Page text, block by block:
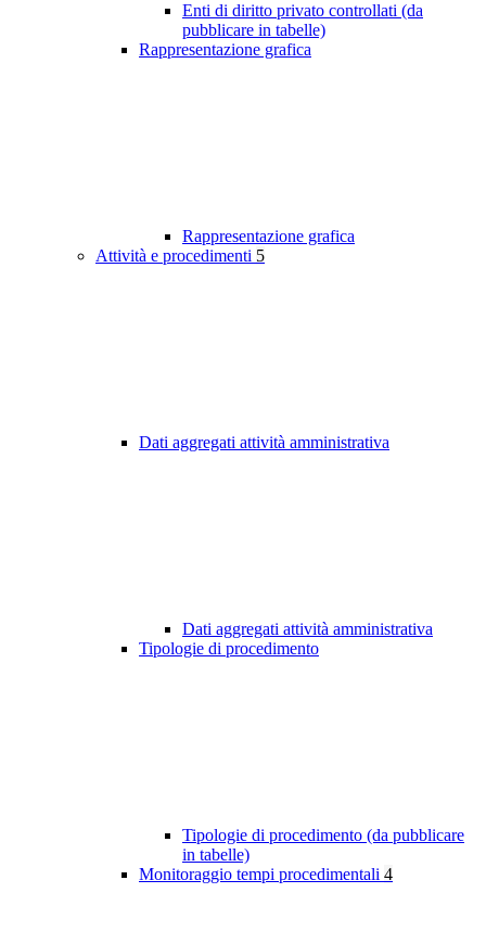
Enti di diritto privato controllati (da
pubblicare in tabelle)
Rappresentazione grafica
Rappresentazione grafica
Attività e procedimenti 5
Dati aggregati attività amministrativa
Dati aggregati attività amministrativa
Tipologie di procedimento
Tipologie di procedimento (da pubblicare
in tabelle)
Monitoraggio tempi procedimentali 4